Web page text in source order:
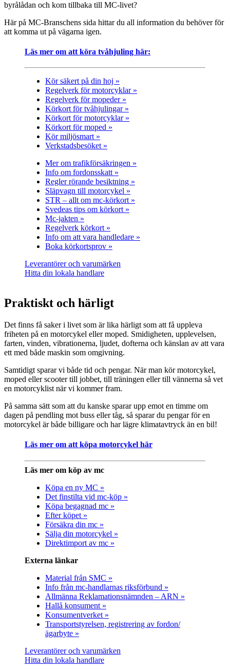
byrålådan och kom tillbaka till MC-livet?
Här på MC-Branschens sida hittar du all information du behöver för
att komma ut på vägarna igen.
Läs mer om att köra tvåhjuling här:
Kör säkert på din hoj »
Regelverk för motorcyklar »
Regelverk för mopeder »
Körkort för tvåhjulingar »
Körkort för motorcyklar »
Körkort för moped »
Kör miljösmart »
Verkstadsbesöket »
Mer om trafikförsäkringen »
Info om fordonsskatt »
Regler rörande besiktning »
Släpvagn till motorcykel »
STR – allt om mc-körkort »
Svedeas tips om körkort »
Mc-jakten »
Regelverk körkort »
Info om att vara handledare »
Boka körkortsprov »
Leverantörer och varumärken
Hitta din lokala handlare
Praktiskt och härligt
Det finns få saker i livet som är lika härligt som att få uppleva
friheten på en motorcykel eller moped. Smidigheten, upplevelsen,
farten, vinden, vibrationerna, ljudet, dofterna och känslan av att vara
ett med både maskin som omgivning.
Samtidigt sparar vi både tid och pengar. När man kör motorcykel,
moped eller scooter till jobbet, till träningen eller till vännerna så vet
en motorcyklist när vi kommer fram.
På samma sätt som att du kanske sparar upp emot en timme om
dagen på pendling mot buss eller tåg, så sparar du pengar för en
motorcykel är både billigare och har lägre klimatavtryck än en bil!
Läs mer om att köpa motorcykel här
Läs mer om köp av mc
Köpa en ny MC »
Det finstilta vid mc-köp »
Köpa begagnad mc »
Efter köpet »
Försäkra din mc »
Sälja din motorcykel »
Direktimport av mc »
Externa länkar
Material från SMC »
Info från mc-handlarnas riksförbund »
Allmänna Reklamationsnämnden – ARN »
Hallå konsument »
Konsumentverket »
Transportstyrelsen, registrering av fordon/
ägarbyte »
Leverantörer och varumärken
Hitta din lokala handlare